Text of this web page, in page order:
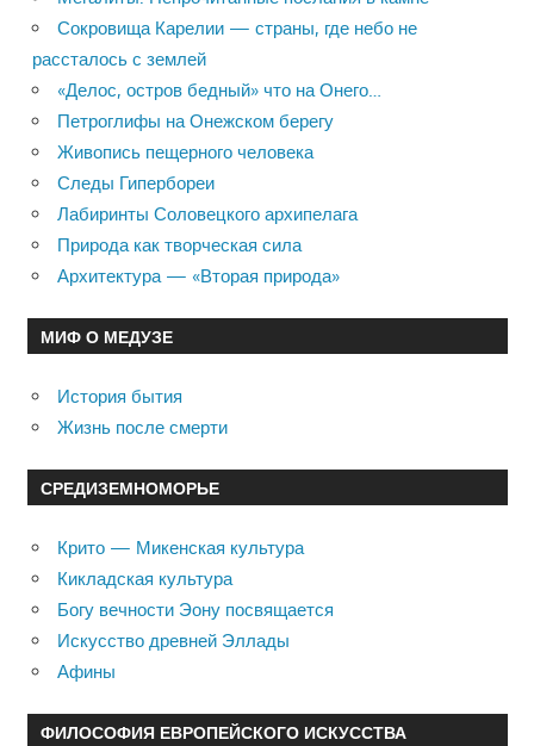
Сокровища Карелии — страны, где небо не
рассталось с землей
«Делос, остров бедный» что на Онего…
Петроглифы на Онежском берегу
Живопись пещерного человека
Следы Гипербореи
Лабиринты Соловецкого архипелага
Природа как творческая сила
Архитектура — «Вторая природа»
МИФ О МЕДУЗЕ
История бытия
Жизнь после смерти
СРЕДИЗЕМНОМОРЬЕ
Крито — Микенская культура
Кикладская культура
Богу вечности Эону посвящается
Искусство древней Эллады
Афины
ФИЛОСОФИЯ ЕВРОПЕЙСКОГО ИСКУССТВА